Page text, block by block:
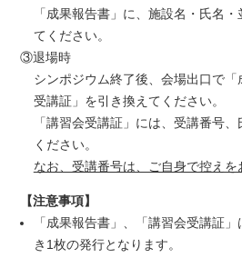
「成果報告書」に、施設名・氏名
てください。
③退場時
シンポジウム終了後、会場出口で
受講証」を引き換えてください。
「講習会受講証」には、受講番号
ください。
なお、受講番号は、ご自身で控えを
【注意事項】
「成果報告書」、「講習会受講証
き1枚の発行となります。